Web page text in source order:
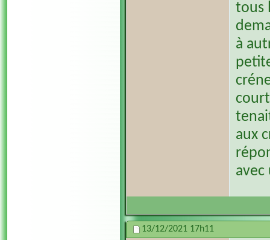
tous
à
aux
avec
13/12/2021 17h11